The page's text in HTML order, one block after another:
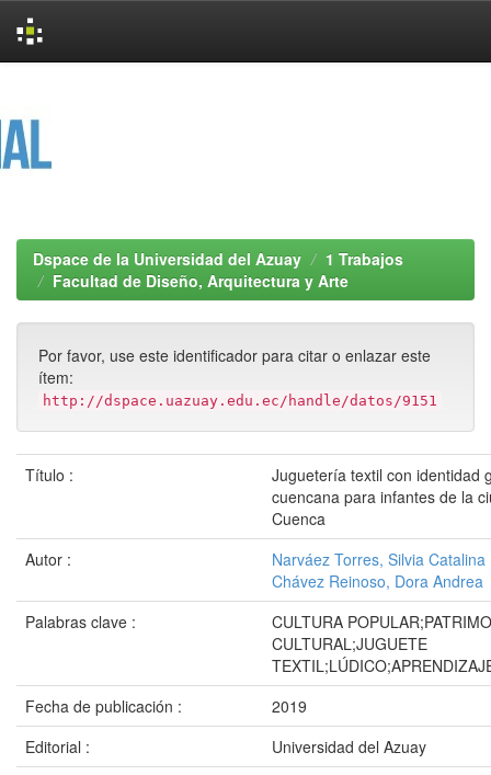
Dspace de la Universidad del Azuay
1 Trabajos
Facultad de Diseño, Arquitectura y Arte
Por favor, use este identificador para citar o enlazar este
ítem:
http://dspace.uazuay.edu.ec/handle/datos/9151
Título :
Juguetería textil con identidad
cuencana para infantes de la
Cuenca
Autor :
Narváez Torres, Silvia Catalina
Chávez Reinoso, Dora Andrea
Palabras clave :
CULTURA
CULTURAL;JUGUETE
Fecha de publicación :
2019
Editorial :
Universidad del Azuay